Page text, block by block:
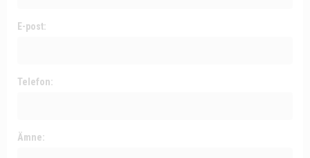
E-post:
Telefon:
Ämne: